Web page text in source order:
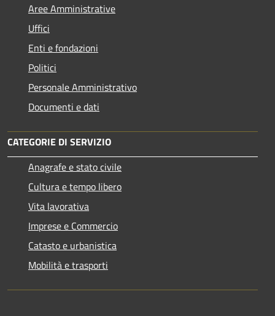
Aree Amministrative
Uffici
Enti e fondazioni
Politici
Personale Amministrativo
Documenti e dati
CATEGORIE DI SERVIZIO
Anagrafe e stato civile
Cultura e tempo libero
Vita lavorativa
Imprese e Commercio
Catasto e urbanistica
Mobilità e trasporti